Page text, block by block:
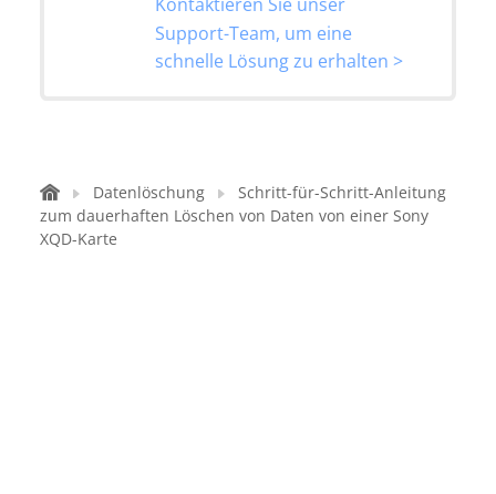
Support-Team, um eine
schnelle Lösung zu erhalten >
Datenlöschung
Schritt-für-Schritt-Anleitung
zum dauerhaften Löschen von Daten von einer Sony
XQD-Karte